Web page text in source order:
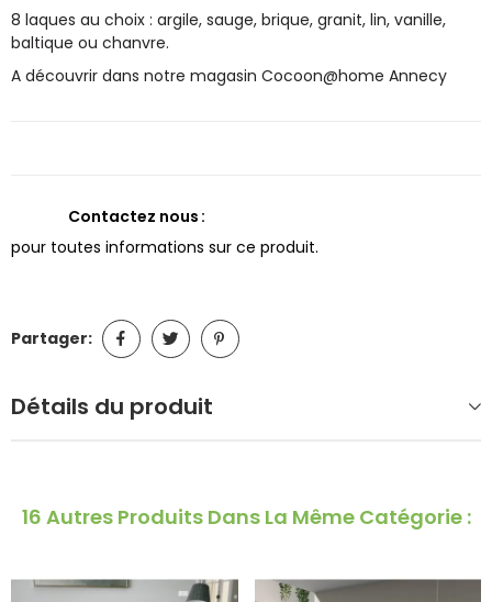
8 laques au choix : argile, sauge, brique, granit, lin, vanille,
baltique ou chanvre.
A découvrir dans notre magasin Cocoon@home Annecy
Contactez nous
pour toutes informations sur ce produit.
Partager:
Détails du produit
16 Autres Produits Dans La Même Catégorie :